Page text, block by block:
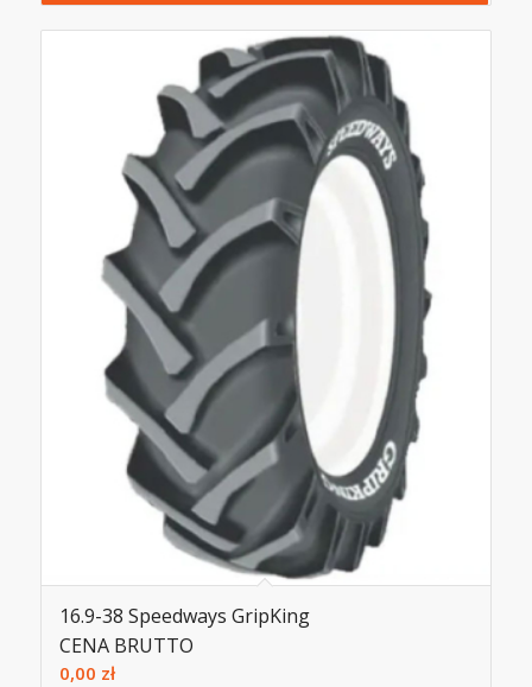
16.9-38 Speedways GripKing
CENA BRUTTO
0,00 zł